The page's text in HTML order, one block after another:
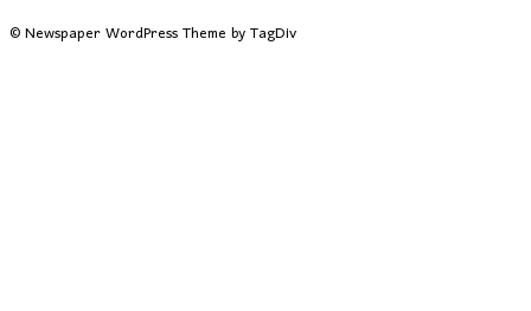
© Newspaper WordPress Theme by TagDiv